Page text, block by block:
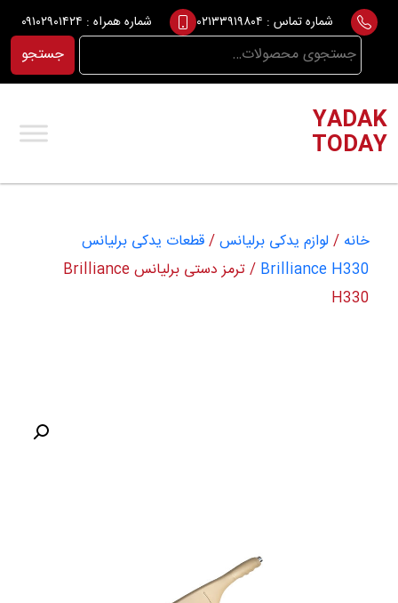
Skip
content
شماره تماس : ۰۲۱۳۳۹۱۹۸۰۴ شماره همراه : ۰۹۱۰۲۹۰۱۴۲۴
جستجو
برای:
جستجو
YADAK
TODAY
خانه / لوازم یدکی برلیانس/قطعات یدکی برلیانس
Brilliance H330
/ ترمز دستی برلیانس Brilliance
H330